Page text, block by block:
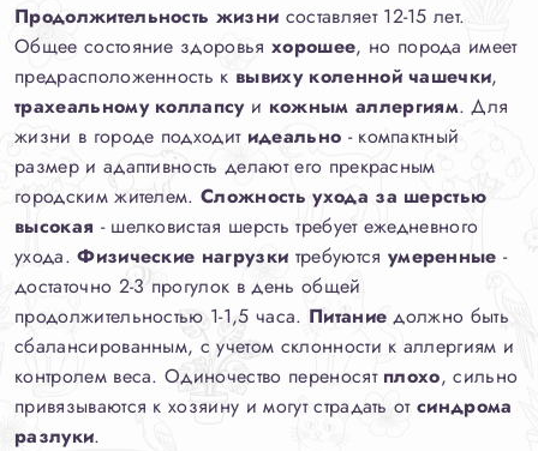
Продолжительность жизни составляет 12-15 лет.
Общее состояние здоровьяхорошее, но порода имеет
предрасположенность к вывиху коленной чашечки,
трахеальному коллапсуи кожным аллергиям. Для
жизни в городе подходит идеально - компактный
размер и адаптивность делают его прекрасным
городским жителем.Сложность ухода за шерстью
высокая - шелковистая шерсть требует ежедневного
ухода.Физические нагрузки требуются умеренные -
достаточно 2-3 прогулок в день общей
продолжительностью 1-1,5 часа. Питание должно быть
сбалансированным, с учетом склонности к аллергиям и
контролем веса. Одиночество переносят плохо, сильно
привязываются к хозяину и могут страдать отсиндрома
разлуки.